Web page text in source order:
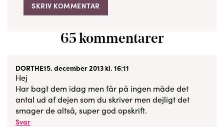
65 kommentarer
DORTHE15. december 2013 kl. 16:11
Hej
Har bagt dem idag men får på ingen måde det
antal ud af dejen som du skriver men dejligt det
smager de altså, super god opskrift.
Svar